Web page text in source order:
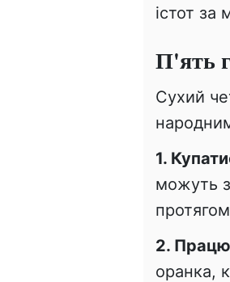
істот за
П'ять
Сухий
1.
можуть
2.
оранка,